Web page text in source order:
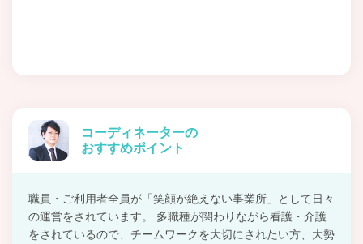
コーディネーターの
おすすめポイント
職員・ご利用者全員が「笑顔が絶えない事業所」として日々
の運営をされています。 多職種が関わりながら看護・介護
をされているので、チームワークを大切にされたい方、大勢